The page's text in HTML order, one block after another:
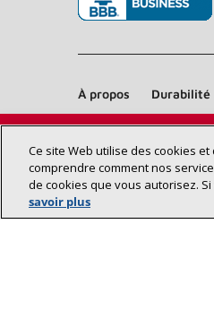
À propos Durabilité
Ce site Web utilise des cookies
comprendre comment nos
de cookies que vous autorisez.
savoir plus